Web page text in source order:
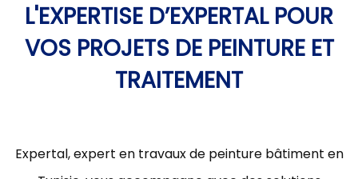
L'EXPERTISE D’EXPERTAL POUR
VOS PROJETS DE PEINTURE ET
TRAITEMENT
Expertal, expert en travaux de peinture bâtiment en